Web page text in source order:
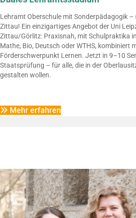
Lehramt Oberschule mit Sonderpädagogik –
Zittau! Ein einzigartiges Angebot der Uni
Zittau/Görlitz: Praxisnah, mit Schulpraktika
Mathe, Bio, Deutsch oder WTHS, kombiniert
Förderschwerpunkt Lernen. Jetzt in 9–10
Staatsprüfung – für alle, die in der
gestalten wollen.
Mehr erfahren